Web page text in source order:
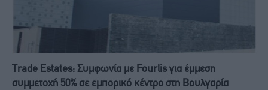
Trade Estates: Συμφωνία με Fourlis για έμμεση
συμμετοχή 50% σε εμπορικό κέντρο στη Βουλγαρία